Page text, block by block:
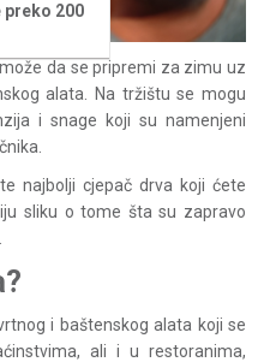
preko 200
da se pripremi za zimu uz
alata. Na tržištu se mogu
i snage koji su namenjeni
najbolji cjepač drva koji ćete
sliku o tome šta su zapravo
i baštenskog alata koji se
ali i u restoranima,